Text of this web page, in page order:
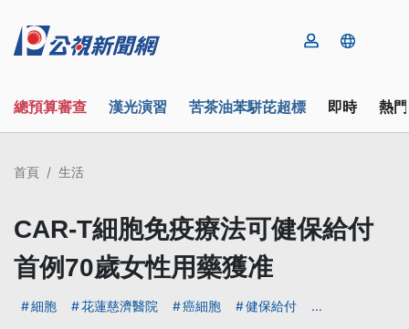
總預算審查 漢光演習 苦茶油苯駢芘超標 即時 熱
首頁 生活
CAR-T細胞免疫療法可健保給付
首例70歲女性用藥獲准
細胞 花蓮慈濟醫院 癌細胞 健保給付 ...